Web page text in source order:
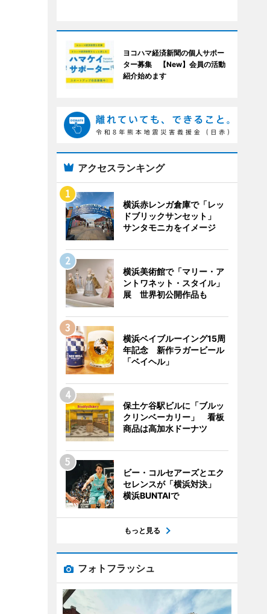
ヨコハマ経済新聞の個人サポー
ター募集 【New】会員の活動
紹介始めます
アクセスランキング
横浜赤レンガ倉庫で「レッ
ドブリックサンセット」
サンタモニカをイメージ
横浜美術館で「マリー・ア
ントワネット・スタイル」
展 世界初公開作品も
横浜ベイブルーイング15周
年記念 新作ラガービール
「ベイヘル」
保土ケ谷駅ビルに「ブルッ
クリンベーカリー」 看板
商品は高加水ドーナツ
ビー・コルセアーズとエク
セレンスが「横浜対決」
横浜BUNTAIで
もっと見る
フォトフラッシュ